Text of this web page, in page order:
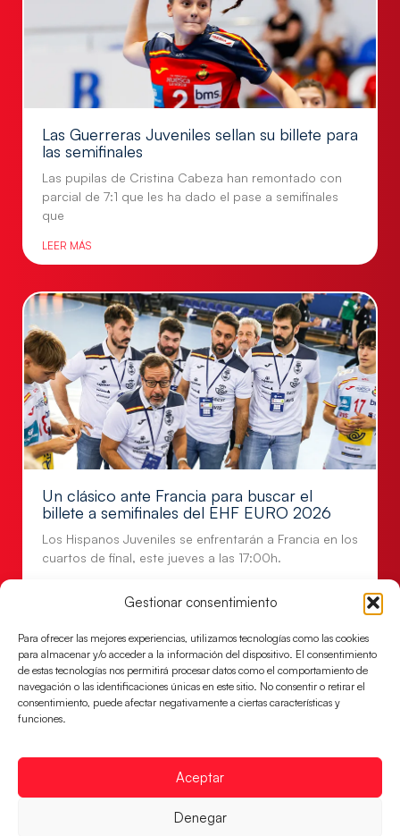
Gestionar consentimiento
Para ofrecer las mejores experiencias, utilizamos tecnologías como las cookies
para almacenar y/o acceder a la información del dispositivo. El consentimiento
de estas tecnologías nos permitirá procesar datos como el comportamiento de
navegación o las identificaciones únicas en este sitio. No consentir o retirar el
consentimiento, puede afectar negativamente a ciertas características y
funciones.
Aceptar
Denegar
Las Guerreras Juveniles sellan su billete para
las semifinales
Las pupilas de Cristina Cabeza han remontado con
parcial de 7:1 que les ha dado el pase a semifinales
que
LEER MÁS
Un clásico ante Francia para buscar el
billete a semifinales del EHF EURO 2026
Los Hispanos Juveniles se enfrentarán a Francia en los
cuartos de final, este jueves a las 17:00h.